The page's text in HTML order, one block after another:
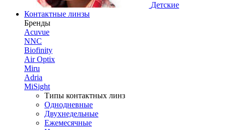
Детские
Контактные линзы
Бренды
Acuvue
NNC
Biofinity
Air Optix
Miru
Adria
MiSight
Типы контактных линз
Однодневные
Двухнедельные
Ежемесячные